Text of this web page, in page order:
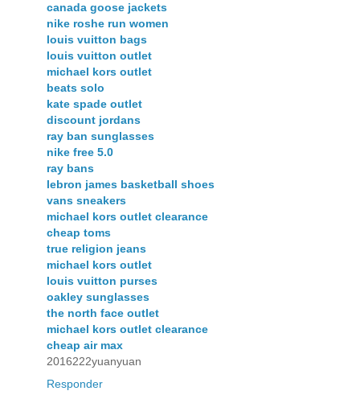
canada goose jackets
nike roshe run women
louis vuitton bags
louis vuitton outlet
michael kors outlet
beats solo
kate spade outlet
discount jordans
ray ban sunglasses
nike free 5.0
ray bans
lebron james basketball shoes
vans sneakers
michael kors outlet clearance
cheap toms
true religion jeans
michael kors outlet
louis vuitton purses
oakley sunglasses
the north face outlet
michael kors outlet clearance
cheap air max
2016222yuanyuan
Responder